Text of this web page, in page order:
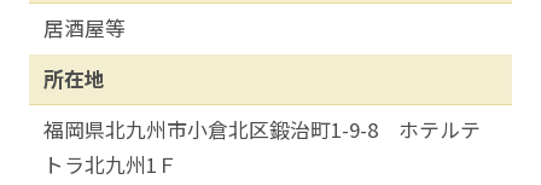
居酒屋等
所在地
福岡県北九州市小倉北区鍛治町1-9-8 ホテルテ
トラ北九州1Ｆ